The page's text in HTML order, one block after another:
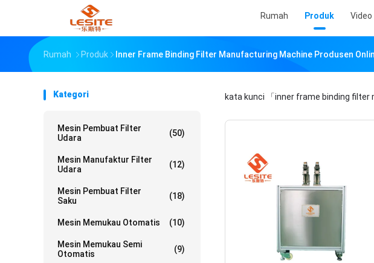
Rumah Produk Video
Rumah Produk Inner Frame Binding Filter Manufacturing Machine Produsen
Kategori
Mesin Pembuat Filter
Udara
(50)
Mesin Manufaktur Filter
Udara
(12)
Mesin Pembuat Filter
Saku
(18)
Mesin Memukau Otomatis (10)
Mesin Memukau Semi
Otomatis
(9)
kata kunci 「inner frame binding